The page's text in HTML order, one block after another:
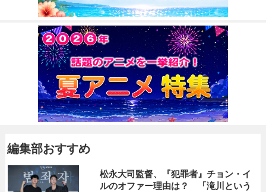
編集部おすすめ
松永大司監督、『犯罪者』チョン・イ
ルのオファー理由は？ 「滝川という